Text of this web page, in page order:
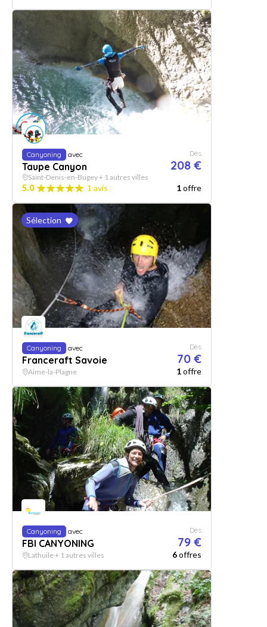
Canyoning avec
Taupe Canyon
Dès
208 €
Saint-Denis-en-Bugey + 1 autres villes
5.0 1 avis 1offre
Sélection
Canyoning avec
Franceraft Savoie
Dès
70 €
Aime-la-Plagne 1offre
Canyoning avec
FBI CANYONING
Dès
79 €
Lathuile + 1 autres villes 6offres